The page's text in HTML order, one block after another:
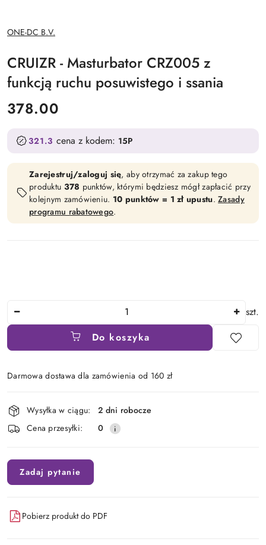
NAZWA
PRODUCENTA:
ONE-DC B.V.
CRUIZR - Masturbator CRZ005 z
funkcją ruchu posuwistego i ssania
cena:
378.00
321.3 cena z kodem: 15P
Zarejestruj/zaloguj się, aby otrzymać za zakup tego
produktu 378 punktów, którymi będziesz mógł zapłacić przy
kolejnym zamówieniu. 10 punktów = 1 zł upustu.Zasady
programu rabatowego.
szt.
Do koszyka
Darmowa dostawa dla zamówienia od 160 zł
i
dostawa
Wysyłka w ciągu:
2 dni robocze
Cena przesyłki:
0
Zadaj pytanie
Pobierz produkt do PDF